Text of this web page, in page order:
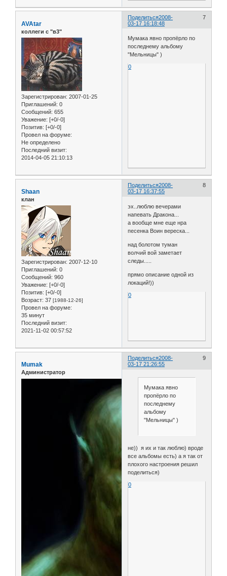
Поделиться 7
2008-
03-17 16:18:48
AVAtar
коллеги с "в3"
Зарегистрирован: 2007-01-25
Приглашений: 0
Сообщений: 655
Уважение: [+0/-0]
Позитив: [+0/-0]
Провел на форуме:
Не определено
Последний визит:
2014-04-05 21:10:13
Мумака явно пропёрло по
последнему альбому
"Мельницы" )
0
Поделиться 8
2008-
03-17 16:37:55
Shaan
клан
Зарегистрирован: 2007-12-10
Приглашений: 0
Сообщений: 960
Уважение: [+0/-0]
Позитив: [+0/-0]
Возраст: 37 [1988-12-26]
Провел на форуме:
35 минут
Последний визит:
2021-11-02 00:57:52
эх..люблю вечерами
напевать Дракона...
а вообще мне еще нра
песенка Воин вереска...
над болотом туман
волчий вой заметает
следы.....
прямо описание одной из
локаций!))
0
Поделиться 9
2008-
03-17 21:26:55
Mumak
Администратор
Мумака явно
пропёрло по
последнему
альбому
"Мельницы" )
не)) я их и так люблю) вроде
все альбомы есть) а я так от
плохого настроения решил
поделиться)
0